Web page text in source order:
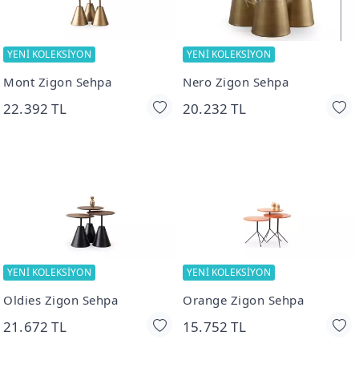
YENİ KOLEKSİYON
Mont Zigon Sehpa
22.392 TL
YENİ KOLEKSİYON
Nero Zigon Sehpa
20.232 TL
YENİ KOLEKSİYON
Oldies Zigon Sehpa
21.672 TL
YENİ KOLEKSİYON
Orange Zigon Sehpa
15.752 TL